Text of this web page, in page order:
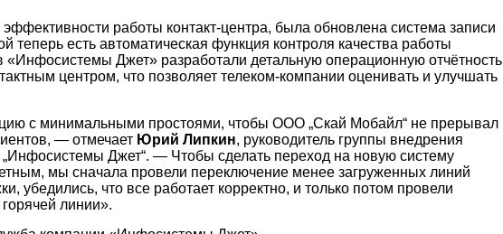
работы контакт-центра, была обновлена система записи
теперь есть автоматическая функция контроля качества работы
«Инфосистемы Джет» разработали детальную операционную отчётность
центром, что позволяет телеком-компании оценивать и улучшать
с минимальными простоями, чтобы ООО „Скай Мобайл“ не прерывал
— отмечает Юрий Липкин, руководитель группы внедрения
„Инфосистемы Джет“. — Чтобы сделать переход на новую систему
мы сначала провели переключение менее загруженных линий
убедились, что все работает корректно, и только потом провели
линии».